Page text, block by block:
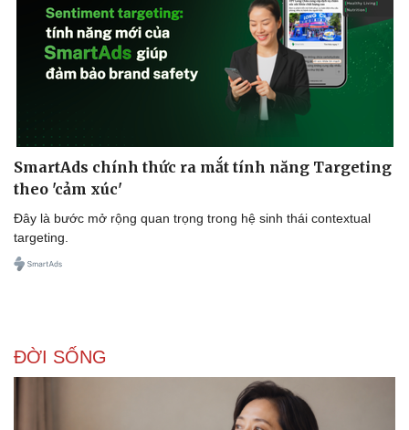
Bóng đá
Lịch thi đấu bóng đá
Thế giới thể thao
eSports
Xe máy
Tư vấn
SmartAds chính thức ra mắt tính năng Targeting
theo 'cảm xúc'
Đây là bước mở rộng quan trọng trong hệ sinh thái contextual
targeting.
ĐỜI SỐNG